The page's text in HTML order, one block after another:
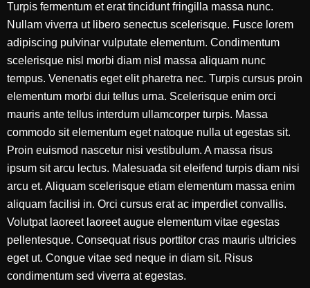
Turpis fermentum et erat tincidunt fringilla massa nunc.
Nullam viverra ut libero senectus scelerisque. Fusce lorem
adipiscing pulvinar vulputate elementum. Condimentum
scelerisque nisl morbi diam nisl massa aliquam nunc
tempus. Venenatis eget elit pharetra nec. Turpis cursus proin
elementum morbi dui tellus urna. Scelerisque enim orci
mauris ante tellus interdum ullamcorper turpis. Massa
commodo sit elementum eget natoque nulla ut egestas sit.
Proin euismod nascetur nisi vestibulum. A massa risus
ipsum sit arcu lectus. Malesuada sit eleifend turpis diam nisi
arcu et. Aliquam scelerisque etiam elementum massa enim
aliquam facilisi in. Orci cursus erat ac imperdiet convallis.
Volutpat laoreet laoreet augue elementum vitae egestas
pellentesque. Consequat risus porttitor cras mauris ultricies
eget ut. Congue vitae sed neque in diam sit. Risus
condimentum sed viverra at egestas.